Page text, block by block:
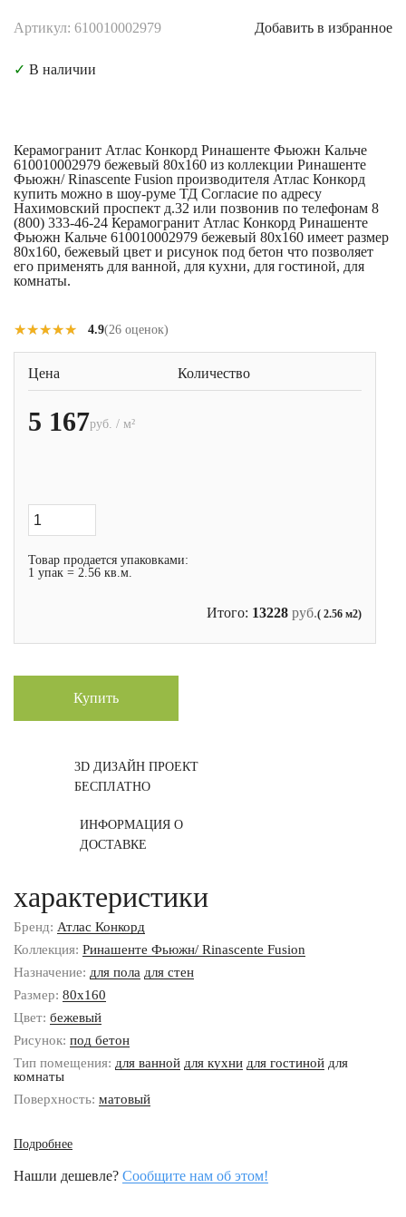
Артикул: 610010002979 Добавить в избранное
✓ В наличии
Керамогранит Атлас Конкорд Ринашенте Фьюжн Кальче
610010002979 бежевый 80x160 из коллекции Ринашенте
Фьюжн/ Rinascente Fusion производителя Атлас Конкорд
купить можно в шоу-руме ТД Согласие по адресу
Нахимовский проспект д.32 или позвонив по телефонам 8
(800) 333-46-24 Керамогранит Атлас Конкорд Ринашенте
Фьюжн Кальче 610010002979 бежевый 80x160 имеет размер
80x160, бежевый цвет и рисунок под бетон что позволяет
его применять для ванной, для кухни, для гостиной, для
комнаты.
★★★★★
★★★★★ 4.9(26 оценок)
Цена Количество
5 167руб. / м²
Товар продается упаковками:
1 упак = 2.56 кв.м.
Итого: 13228 руб.( 2.56 м2)
Купить
3D ДИЗАЙН ПРОЕКТ
БЕСПЛАТНО
ИНФОРМАЦИЯ О
ДОСТАВКЕ
характеристики
Бренд: Атлас Конкорд
Коллекция: Ринашенте Фьюжн/ Rinascente Fusion
Назначение: для пола для стен
Размер: 80x160
Цвет: бежевый
Рисунок: под бетон
Тип помещения: для ванной для кухни для гостиной для
комнаты
Поверхность: матовый
Подробнее
Нашли дешевле? Сообщите нам об этом!